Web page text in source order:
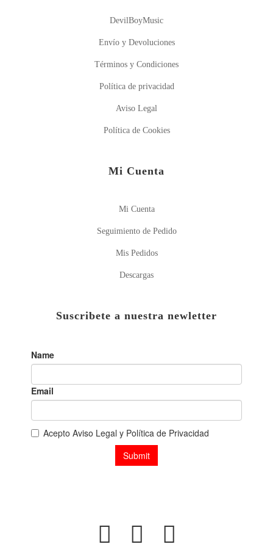
DevilBoyMusic
Envío y Devoluciones
Términos y Condiciones
Política de privacidad
Aviso Legal
Política de Cookies
Mi Cuenta
Mi Cuenta
Seguimiento de Pedido
Mis Pedidos
Descargas
Suscribete a nuestra newletter